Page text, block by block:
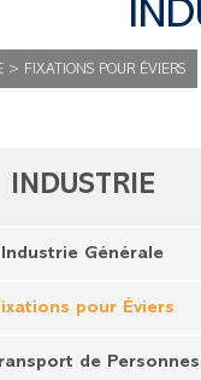
> FIXATIONS POUR ÉVIERS
INDUSTRIE
Industrie Générale
pour Éviers
de